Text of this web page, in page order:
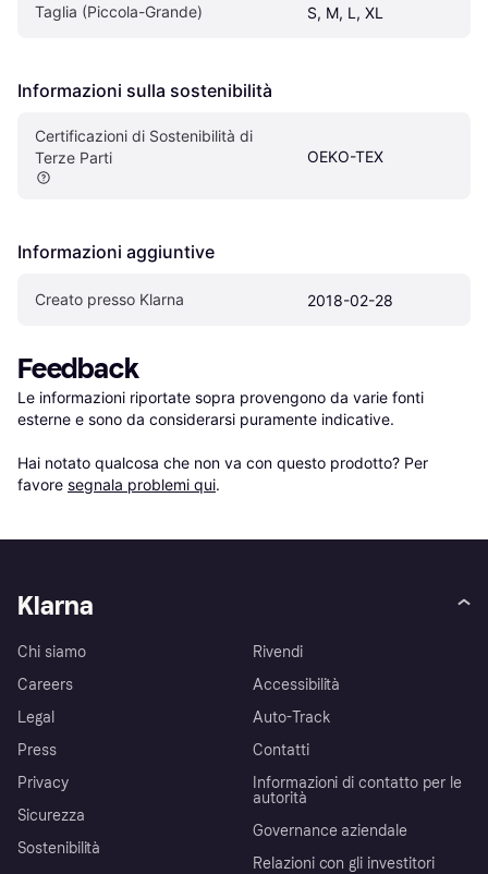
Taglia (Piccola-Grande) S, M, L, XL
Informazioni sulla sostenibilità
Certificazioni di Sostenibilità di
Terze Parti
OEKO-TEX
Informazioni aggiuntive
Creato presso Klarna 2018-02-28
Feedback
Le informazioni riportate sopra provengono da varie fonti
esterne e sono da considerarsi puramente indicative.
Hai notato qualcosa che non va con questo prodotto? Per
favore segnala problemi qui.
Klarna
Chi siamo
Careers
Legal
Press
Privacy
Sicurezza
Sostenibilità
Rivendi
Accessibilità
Auto-Track
Contatti
Informazioni di contatto per le
autorità
Governance aziendale
Relazioni con gli investitori